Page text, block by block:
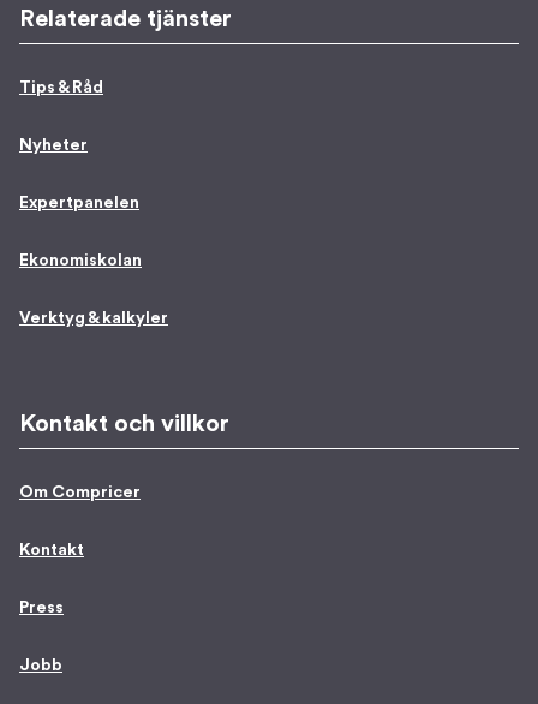
Relaterade tjänster
Tips & Råd
Nyheter
Expertpanelen
Ekonomiskolan
Verktyg & kalkyler
Kontakt och villkor
Om Compricer
Kontakt
Press
Jobb